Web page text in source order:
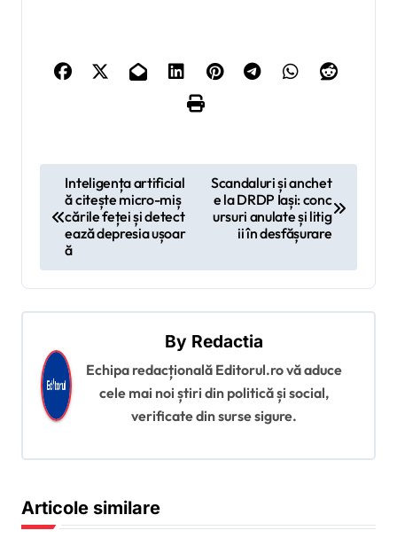
i
g
r
e
î
r
t
Inteligența artificial
ă citește micro-miș
cările feței și detect
ează depresia ușoar
ă
Scandaluri și anchet
e la DRDP Iași: conc
ursuri anulate și litig
ii în desfășurare
By Redactia
Echipa redacțională Editorul.ro vă aduce
cele mai noi știri din politică și social,
verificate din surse sigure.
Articole similare